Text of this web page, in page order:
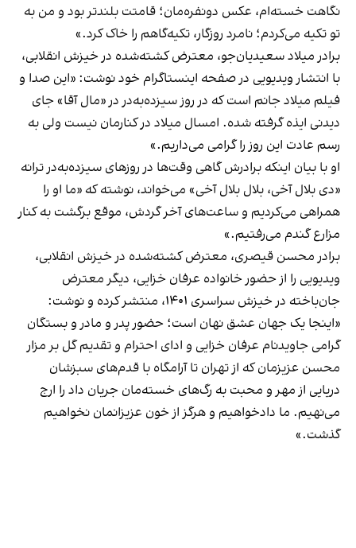
نگاهت خسته‌ام، عکس دونفره‌مان؛ قامتت بلندتر بود و من به
تو تکیه می‌کردم؛ نامرد روزگار، تکیه‌گاهم را خاک کرد.»
برادر میلاد سعیدیان‌جو، معترض کشته‌شده در خیزش انقلابی،
با انتشار ویدیویی در صفحه اینستاگرام خود نوشت: «این صدا و
فیلم میلاد جانم است که در روز سیزده‌به‌در در «مال‌ آقا» جای
دیدنی ایذه گرفته شده. امسال میلاد در کنارمان نیست ولی به
رسم عادت این روز را گرامی می‌داریم.»
او با بیان اینکه برادرش گاهی وقت‌ها در روزهای سیزده‌به‌در ترانه
«دی بلال آخی، بلال بلال آخی» می‌خواند، نوشته که «ما او را
همراهی می‌کردیم و ساعت‌های آخر گردش، موقع برگشت به کنار
مزارع گندم می‌رفتیم.»
برادر محسن قیصری، معترض کشته‌شده در خیزش انقلابی،
ویدیویی را از حضور خانواده عرفان خزایی، دیگر معترض
جان‌باخته در خیزش سراسری ۱۴۰۱، منتشر کرده و نوشت:
«اینجا یک جهان عشق نهان است؛ حضور پدر و مادر و بستگان
گرامی جاویدنام عرفان خزایی و ادای احترام و تقدیم گل بر مزار
محسن عزیزمان که از تهران تا آرامگاه با قدم‌های سبزشان
دریایی از مهر و محبت به رگ‌های خسته‌مان جریان داد را ارج
می‌نهیم. ما دادخواهیم و هرگز از خون عزیزانمان نخواهیم
گذشت.»